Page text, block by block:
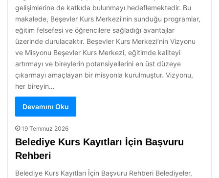
gelişimlerine de katkıda bulunmayı hedeflemektedir. Bu
makalede, Beşevler Kurs Merkezi’nin sunduğu programlar,
eğitim felsefesi ve öğrencilere sağladığı avantajlar
üzerinde durulacaktır. Beşevler Kurs Merkezi’nin Vizyonu
ve Misyonu Beşevler Kurs Merkezi, eğitimde kaliteyi
artırmayı ve bireylerin potansiyellerini en üst düzeye
çıkarmayı amaçlayan bir misyonla kurulmuştur. Vizyonu,
her bireyin…
Devamını Oku
19 Temmuz 2026
Belediye Kurs Kayıtları İçin Başvuru
Rehberi
Belediye Kurs Kayıtları İçin Başvuru Rehberi Belediyeler,